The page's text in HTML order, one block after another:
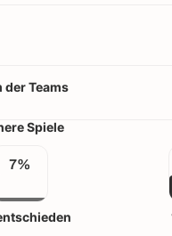
der Teams
Spiele
7%